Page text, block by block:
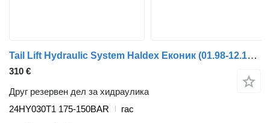
Tail Lift Hydraulic System Haldex Еконик (01.98-12.14) 24HY030T1 за камион Mercedes-Benz Econic (1998-2014)
310 €
Друг резервен дел за хидраулика
24HY030T1 175-150BAR
гас